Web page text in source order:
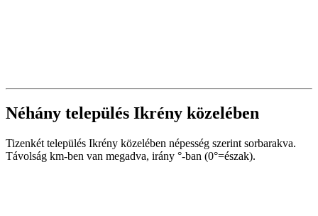
Néhány település Ikrény közelében
Tizenkét település Ikrény közelében népesség szerint sorbarakva.
Távolság km-ben van megadva, irány °-ban (0°=észak).